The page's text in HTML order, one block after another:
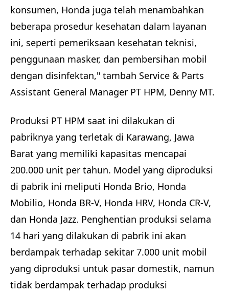
konsumen, Honda juga telah menambahkan
beberapa prosedur kesehatan dalam layanan
ini, seperti pemeriksaan kesehatan teknisi,
penggunaan masker, dan pembersihan mobil
dengan disinfektan," tambah Service & Parts
Assistant General Manager PT HPM, Denny MT.
Produksi PT HPM saat ini dilakukan di
pabriknya yang terletak di Karawang, Jawa
Barat yang memiliki kapasitas mencapai
200.000 unit per tahun. Model yang diproduksi
di pabrik ini meliputi Honda Brio, Honda
Mobilio, Honda BR-V, Honda HRV, Honda CR-V,
dan Honda Jazz. Penghentian produksi selama
14 hari yang dilakukan di pabrik ini akan
berdampak terhadap sekitar 7.000 unit mobil
yang diproduksi untuk pasar domestik, namun
tidak berdampak terhadap produksi